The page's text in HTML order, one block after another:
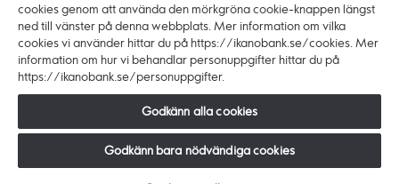
Copyright © 2026 Ikano Bank. Alla rättigheter
förbehålls.
Ikano Bank AB (publ) - Organisationsnr: 516406-0922.
Styrelsens säte: Älmhult. Huvudkontor: Hyllie
Boulevard 27, 215 32 Malmö, Sverige.
cookies genom att använda den mörkgröna cookie-knappen längst
ned till vänster på denna webbplats. Mer information om vilka
cookies vi använder hittar du på https://ikanobank.se/cookies. Mer
information om hur vi behandlar personuppgifter hittar du på
https://ikanobank.se/personuppgifter.
Godkänn alla cookies
Godkänn bara nödvändiga cookies